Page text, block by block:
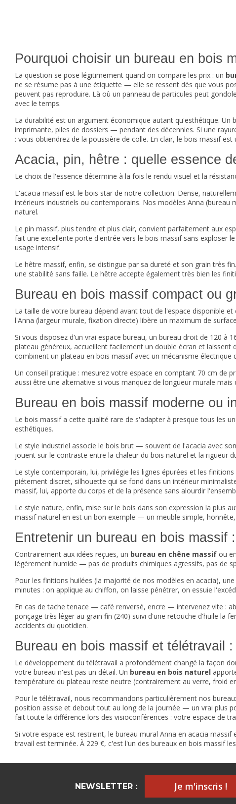
Pourquoi choisir un bureau en bois
La question se pose légitimement quand on compare les prix : un
ne se résume pas à une étiquette — elle se ressent dès que vous
peuvent pas reproduire. Là où un panneau de particules peut
avec le temps.
La durabilité est un argument économique autant qu'esthétique.
imprimante, piles de dossiers — pendant des décennies. Si une
: vous obtiendrez de la poussière de colle. En clair, le bois massif
Acacia, pin, hêtre : quelle essence
Le choix de l'essence détermine à la fois le rendu visuel et la
L'acacia massif est le bois star de notre collection. Dense,
intérieurs industriels ou contemporains. Nos modèles Anna
naturel.
Le pin massif, plus tendre et plus clair, convient parfaitement aux
fait une excellente porte d'entrée vers le bois massif sans exploser
usage intensif.
Le hêtre massif, enfin, se distingue par sa dureté et son grain très
une stabilité sans faille. Le hêtre accepte également très bien les
Bureau en bois massif compact ou
La taille de votre bureau dépend avant tout de l'espace disponible
l'Anna (largeur murale, fixation directe) libère un maximum de
Si vous disposez d'un vrai espace bureau, un bureau droit de 120 à
plateau généreux, accueillent facilement un double écran et
combinent un plateau en bois massif avec un mécanisme
Un conseil pratique : mesurez votre espace en comptant 70 cm de
aussi être une alternative si vous manquez de longueur murale mais
Bureau en bois massif moderne ou
Le bois massif a cette qualité rare de s'adapter à presque tous les
esthétiques.
Le style industriel associe le bois brut — souvent de l'acacia avec
jouent sur le contraste entre la chaleur du bois naturel et la rigueur
Le style contemporain, lui, privilégie les lignes épurées et les
piétement discret, silhouette qui se fond dans un intérieur
massif, lui, apporte du corps et de la présence sans alourdir
Le style nature, enfin, mise sur le bois dans son expression la plus
massif naturel en est un bon exemple — un meuble simple,
Entretenir un bureau en bois
Contrairement aux idées reçues, un bureau en chêne massif ou
légèrement humide — pas de produits chimiques agressifs, pas de
Pour les finitions huilées (la majorité de nos modèles en acacia),
minutes : on applique au chiffon, on laisse pénétrer, on essuie
En cas de tache tenace — café renversé, encre — intervenez vite :
ponçage très léger au grain fin (240) suivi d'une retouche d'huile la
accidents du quotidien.
Bureau en bois massif et télétravail
Le développement du télétravail a profondément changé la façon
votre bureau n'est pas un détail. Un bureau en bois naturel
température du plateau reste neutre (contrairement au verre, froid
Pour le télétravail, nous recommandons particulièrement nos
position assise et debout tout au long de la journée — un vrai plus
fait toute la différence lors des visioconférences : votre espace de
Si votre espace est restreint, le bureau mural Anna en acacia massif
travail est terminée. À 229 €, c'est l'un des bureaux en bois massif
NEWSLETTER : Je m'inscris !